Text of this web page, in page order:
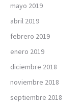
mayo 2019
abril 2019
febrero 2019
enero 2019
diciembre 2018
noviembre 2018
septiembre 2018